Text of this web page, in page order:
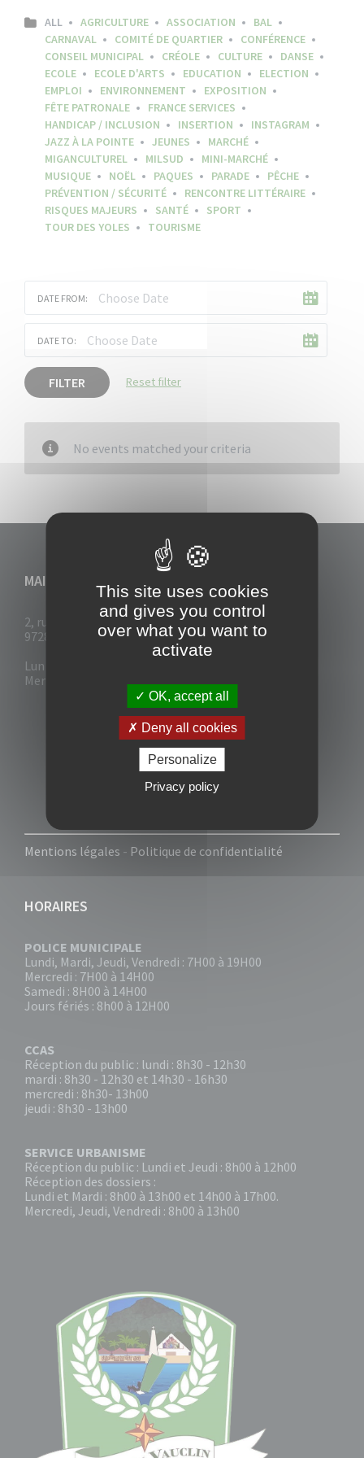
ALL AGRICULTURE ASSOCIATION
BAL
CARNAVAL
COMITÉ DE QUARTIER
CONFÉRENCE
CONSEIL MUNICIPAL
CRÉOLE CULTURE
DANSE
ECOLE
ECOLE D'ARTS EDUCATION
ELECTION
EMPLOI
ENVIRONNEMENT
EXPOSITION
FÊTE PATRONALE
FRANCE SERVICES
HANDICAP / INCLUSION
INSERTION
INSTAGRAM
JAZZ À LA POINTE
JEUNES
MARCHÉ
MIGANCULTUREL
MILSUD
MINI-MARCHÉ
MUSIQUE
NOËL PAQUES PARADE
PÊCHE
PRÉVENTION / SÉCURITÉ
RENCONTRE LITTÉRAIRE
RISQUES MAJEURS
SANTÉ
SPORT
TOUR DES YOLES
TOURISME
DATE FROM:
DATE TO:
FILTER Reset filter
No events matched your criteria
MAIRIE DU VAUCLIN
2, rue Collignon
97280 Le Vauclin
Lun - Mar : 7h30- 13h & 14h-17h
Mer-Jeu-Vend : 7h30 - 13h30
Mentions légales - Politique de confidentialité
HORAIRES
POLICE MUNICIPALE
Lundi, Mardi, Jeudi, Vendredi : 7H00 à 19H00
Mercredi : 7H00 à 14H00
Samedi : 8H00 à 14H00
Jours fériés : 8h00 à 12H00
CCAS
Réception du public : lundi : 8h30 - 12h30
mardi : 8h30 - 12h30 et 14h30 - 16h30
mercredi : 8h30- 13h00
jeudi : 8h30 - 13h00
SERVICE URBANISME
Réception du public : Lundi et Jeudi : 8h00 à 12h00
Réception des dossiers :
Lundi et Mardi : 8h00 à 13h00 et 14h00 à 17h00.
Mercredi, Jeudi, Vendredi : 8h00 à 13h00
This site uses cookies
and gives you control
over what you want to
activate
OK, accept all
Deny all cookies
Personalize
Privacy policy